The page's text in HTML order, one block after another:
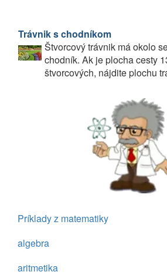
Trávnik s chodníkom
Štvorcový trávnik má okolo
chodník. Ak je plocha cesty
štvorcových, nájdite plochu
Príklady z matematiky
algebra
aritmetika